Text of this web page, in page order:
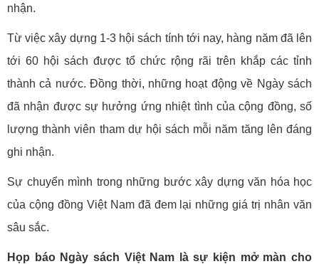
nhận.
Từ việc xây dựng 1-3 hội sách tính tới nay, hàng năm đã lên
tới 60 hội sách được tổ chức rộng rãi trên khắp các tỉnh
thành cả nước. Đồng thời, những hoạt động về Ngày sách
đã nhận được sự hưởng ứng nhiệt tình của cộng đồng, số
lượng thành viên tham dự hội sách mỗi năm tăng lên đáng
ghi nhận.
Sự chuyển mình trong những bước xây dựng văn hóa học
của cộng đồng Việt Nam đã đem lại những giá trị nhân văn
sâu sắc.
Họp báo Ngày sách Việt Nam là sự kiện mở màn cho